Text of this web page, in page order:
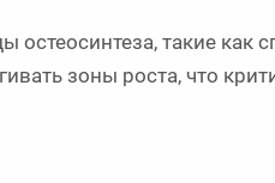
остеосинтеза, такие как
зоны роста, что